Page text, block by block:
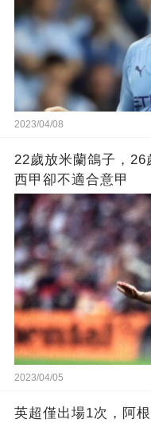
2023/04/08
22歲放米蘭鴿子，
西甲卻不適合意甲
2023/04/05
英超僅出場1次，阿